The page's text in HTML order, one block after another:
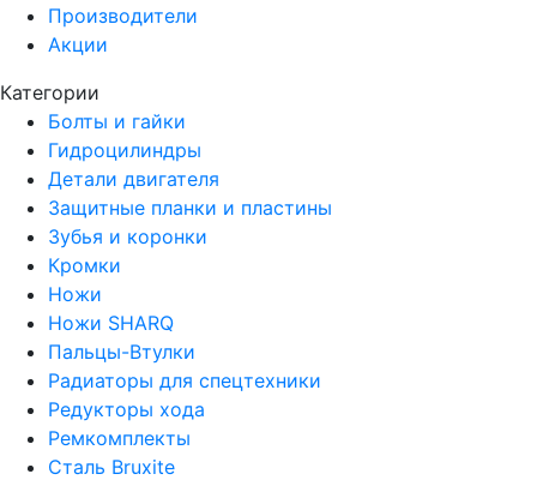
Производители
Акции
Категории
Болты и гайки
Гидроцилиндры
Детали двигателя
Защитные планки и пластины
Зубья и коронки
Кромки
Ножи
Ножи SHARQ
Пальцы-Втулки
Радиаторы для спецтехники
Редукторы хода
Ремкомплекты
Сталь Bruxite